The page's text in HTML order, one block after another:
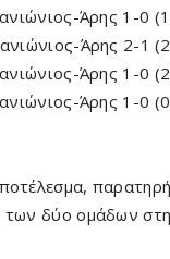
Άρης 1-0
Άρης 2-1
Άρης 1-0
Άρης 1-0
των δύο ομάδων